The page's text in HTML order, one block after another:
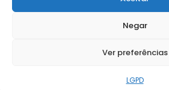
Negar
Ver preferências
LGPD
Solicite Apoio Institucional da